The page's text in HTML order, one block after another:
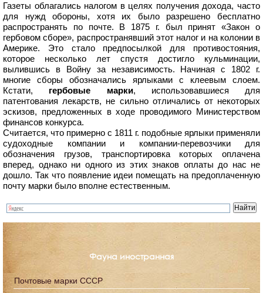
Газеты облагались налогом в целях получения дохода, часто
для нужд обороны, хотя их было разрешено бесплатно
распространять по почте. В 1875 г. был принят «Закон о
гербовом сборе», распространявший этот налог и на колонии в
Америке. Это стало предпосылкой для противостояния,
которое несколько лет спустя достигло кульминации,
вылившись в Войну за независимость. Начиная с 1802 г.
многие сборы обозначались ярлыками с клеевым слоем.
Кстати, гербовые марки, использовавшиеся для
патентования лекарств, не сильно отличались от некоторых
эскизов, предложенных в ходе проводимого Министерством
финансов конкурса.
Считается, что примерно с 1811 г. подобные ярлыки применяли
судоходные компании и компании-перевозчики для
обозначения грузов, транспортировка которых оплачена
вперед, однако ни одного из этих знаков оплаты до нас не
дошло. Так что появление идеи помещать на предоплаченную
почту марки было вполне естественным.
Фауна иностранная
Почтовые марки СССР